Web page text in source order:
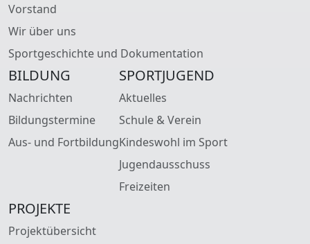
Vorstand
Wir über uns
Sportgeschichte und Dokumentation
BILDUNG
Nachrichten
Bildungstermine
Aus- und Fortbildung
SPORTJUGEND
Aktuelles
Schule & Verein
Kindeswohl im Sport
Jugendausschuss
Freizeiten
PROJEKTE
Projektübersicht